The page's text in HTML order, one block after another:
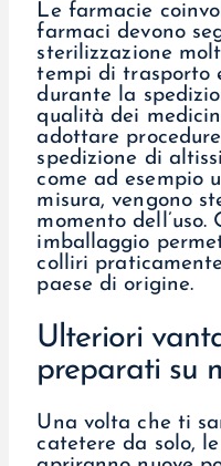
Le farmacie
farmaci devono
sterilizzazione
tempi di trasporto
durante la
qualità dei
adottare
spedizione di
come ad esempio
misura, vengono
momento
imballaggio
colliri
paese di origine.
Ulteriori
preparati su
Una volta che ti
catetere da solo,